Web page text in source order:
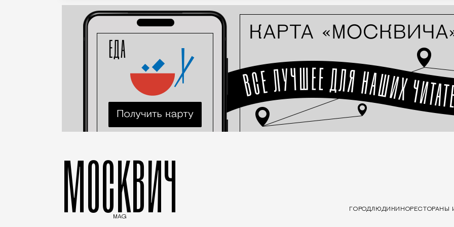
МОСКВИЧ
MAG
ГОРОДЛЮДИ КИНОРЕСТОРАНЫ